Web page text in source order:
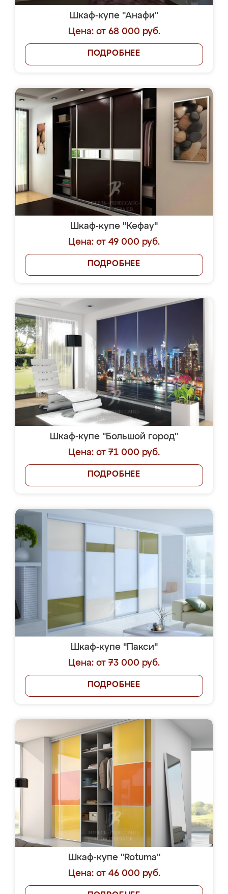
Шкаф-купе "Анафи"
Цена: от 68 000 руб.
ПОДРОБНЕЕ
Шкаф-купе "Кефау"
Цена: от 49 000 руб.
ПОДРОБНЕЕ
Шкаф-купе "Большой город"
Цена: от 71 000 руб.
ПОДРОБНЕЕ
Шкаф-купе "Пакси"
Цена: от 73 000 руб.
ПОДРОБНЕЕ
Шкаф-купе "Rotuma"
Цена: от 46 000 руб.